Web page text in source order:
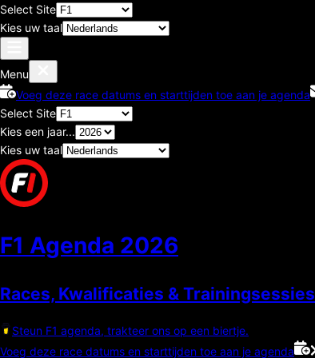
Select Site
Kies uw taal
Menu
Voeg deze race datums en starttijden toe aan je agenda
Select Site
Kies een jaar...
Kies uw taal
F1 Agenda 2026
Races, Kwalificaties & Trainingsessies
Steun F1 agenda, trakteer ons op een biertje.
Voeg deze race datums en starttijden toe aan je agenda